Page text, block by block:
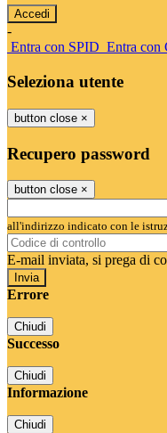
-
Entra con SPID Entra con
Seleziona utente
button close ×
Recupero password
button close ×
all'indirizzo indicato con le
E-mail inviata, si prega di
Errore
Chiudi
Successo
Chiudi
Informazione
Chiudi